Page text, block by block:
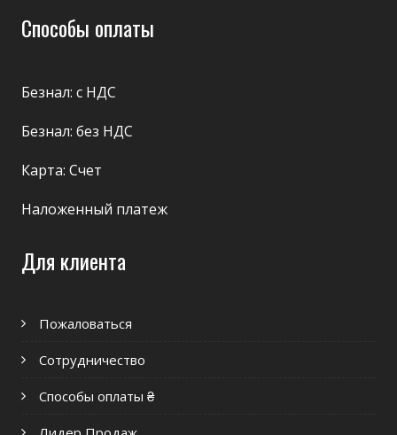
Способы оплаты
Безнал: с НДС
Безнал: без НДС
Карта: Счет
Наложенный платеж
Для клиента
Пожаловаться
Сотрудничество
Способы оплаты ₴